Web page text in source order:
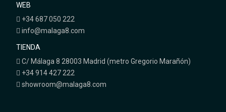
WEB
+34 687 050 222
info@malaga8.com
TIENDA
C/ Málaga 8 28003 Madrid (metro Gregorio Marañón)
+34 914 427 222
showroom@malaga8.com